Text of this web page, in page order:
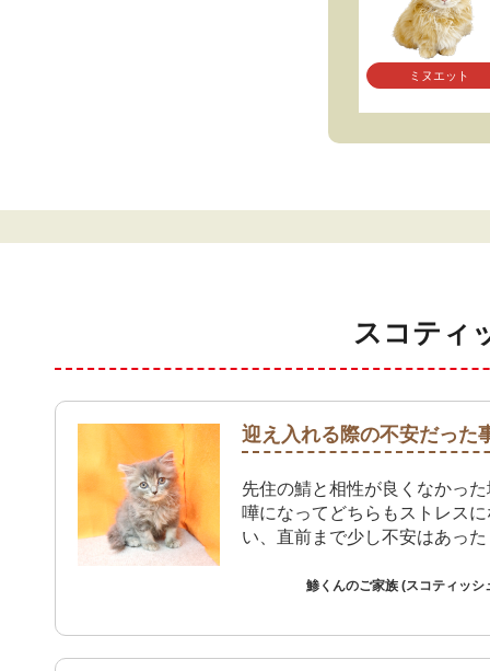
ミヌエット
スコティ
迎え入れる際の不安だった
先住の鯖と相性が良くなかっ
嘩になってどちらもストレス
い、直前まで少し不安はあった
鯵くんのご家族 (スコティッシ